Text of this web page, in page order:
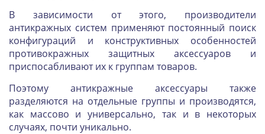
В зависимости от этого, производители
антикражных систем применяют постоянный поиск
конфигураций и конструктивных особенностей
противокражных защитных аксессуаров и
приспосабливают их к группам товаров.
Поэтому антикражные аксессуары также
разделяются на отдельные группы и производятся,
как массово и универсально, так и в некоторых
случаях, почти уникально.